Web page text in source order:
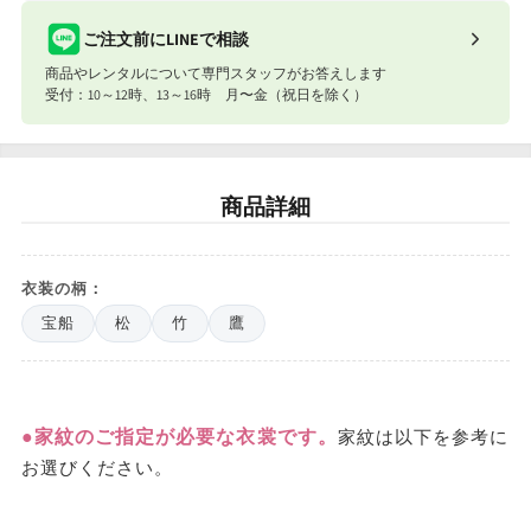
合計8,801円以上
合計8,801円以下
東北・関東・信越・東海・北陸・関西 往復1,540円
北海道・中国・四国・九州
※沖縄・離島はお届けできません。
ご注文前にLINEで相談
商品やレンタルについて専門スタッフがお答えします
受付：10～12時、13～16時 月〜金（祝日を除く）
商品詳細
衣装の柄：
宝船
松 竹 鷹
●家紋のご指定が必要な衣裳です。 家紋は以下を参考に
お選びください。